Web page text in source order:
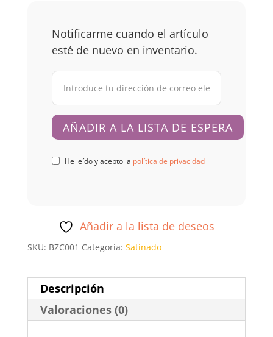
Notificarme cuando el artículo
esté de nuevo en inventario.
He leído y acepto la política de privacidad
Añadir a la lista de deseos
SKU: BZC001 Categoría: Satinado
Descripción
Valoraciones (0)